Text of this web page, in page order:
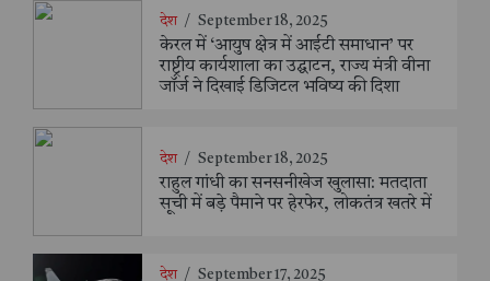
देश / September 18, 2025
केरल में ‘आयुष क्षेत्र में आईटी समाधान’ पर
राष्ट्रीय कार्यशाला का उद्घाटन, राज्य मंत्री वीना
जॉर्ज ने दिखाई डिजिटल भविष्य की दिशा
देश / September 18, 2025
राहुल गांधी का सनसनीखेज खुलासा: मतदाता
सूची में बड़े पैमाने पर हेरफेर, लोकतंत्र खतरे में
देश / September 17, 2025